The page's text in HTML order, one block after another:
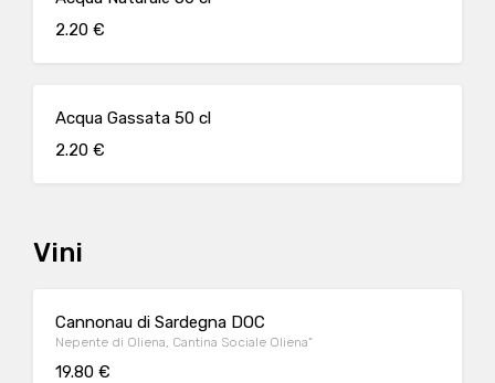
2.20 €
Acqua Gassata 50 cl
2.20 €
Vini
Cannonau di Sardegna DOC
Nepente di Oliena, Cantina Sociale Oliena"
19.80 €